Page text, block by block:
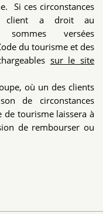
Si ces circonstances
client a droit au
versées
du tourisme et des
sur le site
où un des clients
de circonstances
de tourisme laissera à
de rembourser ou